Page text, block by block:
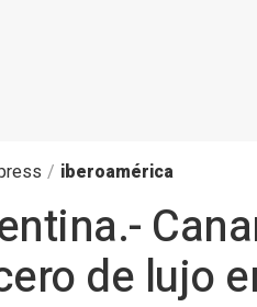
/ iberoamérica
de lujo